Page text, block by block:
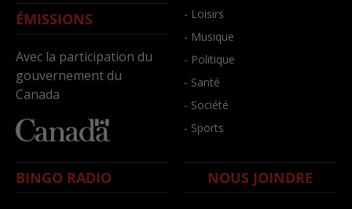
ÉMISSIONS
Avec la participation du
gouvernement du
Canada
- Loisirs
- Musique
- Politique
- Santé
- Société
- Sports
BINGO RADIO NOUS JOINDRE